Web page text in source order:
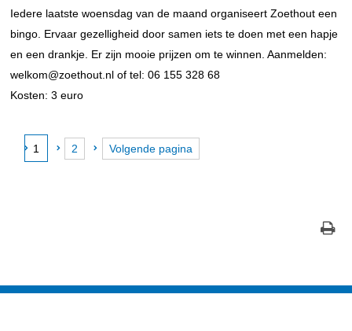
Iedere laatste woensdag van de maand organiseert Zoethout een
bingo. Ervaar gezelligheid door samen iets te doen met een hapje
en een drankje. Er zijn mooie prijzen om te winnen. Aanmelden:
welkom@zoethout.nl of tel: 06 155 328 68
Kosten: 3 euro
1 2 Volgende pagina